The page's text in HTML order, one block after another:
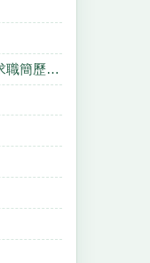
求職簡歷該怎麼寫,求職簡歷,求職簡歷,求職簡歷.